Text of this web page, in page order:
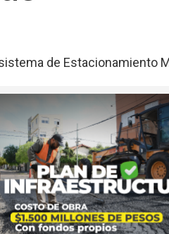
de Estacionamiento